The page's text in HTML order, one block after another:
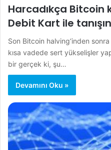
Harcadıkça Bitcoin
Debit Kart ile tanışın
Son Bitcoin halving‘inden
kısa vadede sert yükselişler
bir gerçek ki, şu…
Devamını Oku »